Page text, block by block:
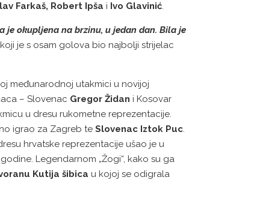
Farkaš, Robert Ipša i Ivo Glavinić.
je okupljena na brzinu, u jedan dan. Bila je
koji je s osam golova bio najbolji strijelac
međunarodnoj utakmici u novijoj
– Slovenac Gregor Židan i Kosovar
u dresu rukometne reprezentacije.
igrao za Zagreb te Slovenac Iztok Puc.
hrvatske reprezentacije ušao je u
Legendarnom „Žogi“, kako su ga
Kutija šibica u kojoj se odigrala